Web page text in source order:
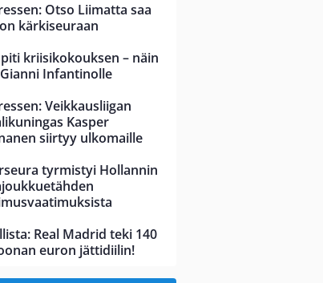
Otso Liimatta saa
kärkiseuraan
kriisikokouksen – näin
Infantinolle
Veikkausliigan
Kasper
siirtyy ulkomaille
tyrmistyi Hollannin
Real Madrid teki 140
euron jättidiilin!